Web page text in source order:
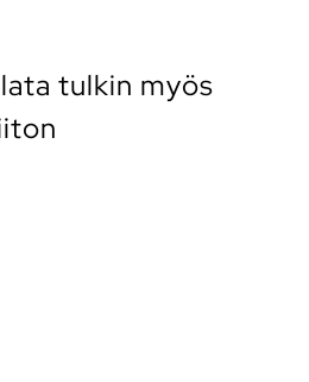
tulkin myös